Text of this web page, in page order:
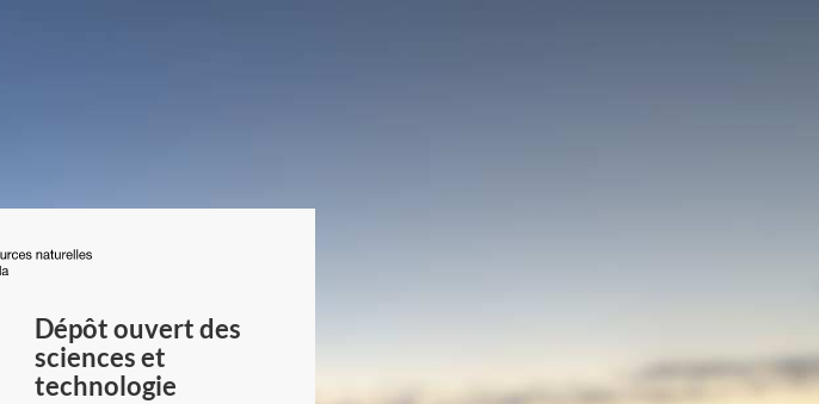
du
Canada
Dépôt ouvert des
sciences et
technologie